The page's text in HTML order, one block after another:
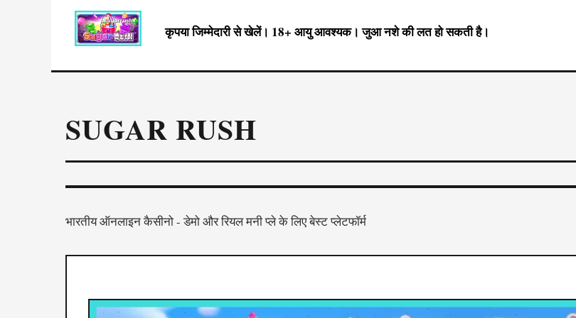
कृपया जिम्मेदारी से खेलें। 18+ आयु आवश्यक। जुआ नशे की लत हो सकती है।
SUGAR RUSH
ऑनलाइन खेलें
भारतीय ऑनलाइन कैसीनो - डेमो और रियल मनी प्ले के लिए बेस्ट प्लेटफॉर्म